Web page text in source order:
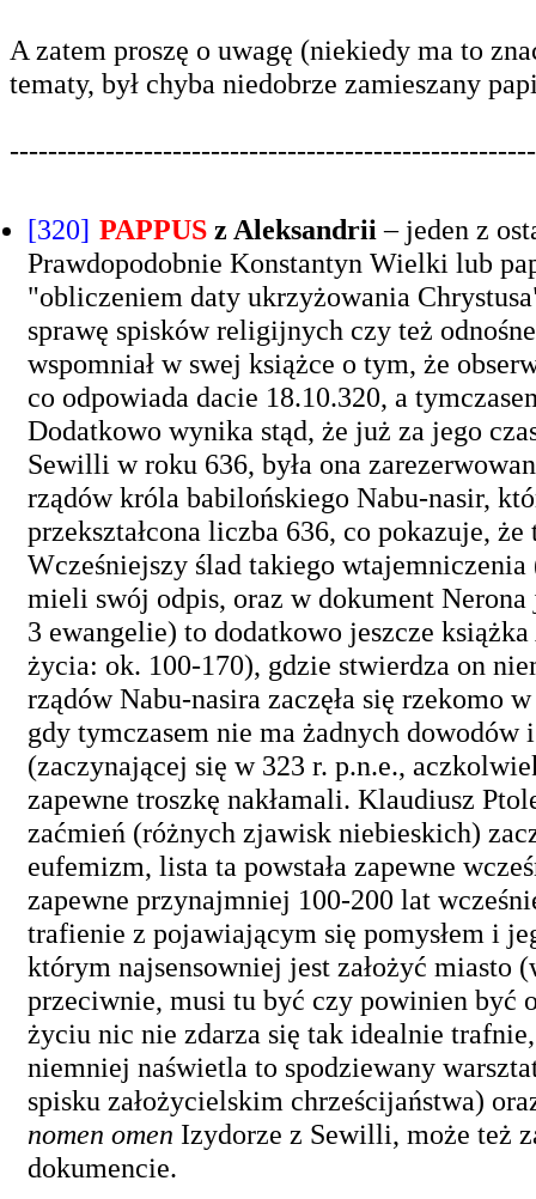
A zatem proszę o uwagę (niekiedy ma to
tematy, był chyba niedobrze zamieszany
[320] PAPPUS z Aleksandrii – jeden z
Prawdopodobnie Konstantyn Wielki lub
"obliczeniem daty ukrzyżowania
sprawę spisków religijnych czy też
wspomniał w swej książce o tym, że
co odpowiada dacie 18.10.320, a
Dodatkowo wynika stąd, że już za jego
Sewilli w roku 636, była ona
rządów króla babilońskiego Nabu-nasir,
przekształcona liczba 636, co pokazuje,
Wcześniejszy ślad takiego
mieli swój odpis, oraz w dokument
3 ewangelie) to dodatkowo jeszcze
życia: ok. 100-170), gdzie stwierdza on
rządów Nabu-nasira zaczęła się rzekomo
gdy tymczasem nie ma żadnych
(zaczynającej się w 323 r. p.n.e.,
zapewne troszkę nakłamali. Klaudiusz
zaćmień (różnych zjawisk niebieskich)
eufemizm, lista ta powstała zapewne
zapewne przynajmniej 100-200 lat
trafienie z pojawiającym się pomysłem i
którym najsensowniej jest założyć
przeciwnie, musi tu być czy powinien być
życiu nic nie zdarza się tak idealnie
niemniej naświetla to spodziewany
spisku założycielskim chrześcijaństwa)
nomen omen Izydorze z Sewilli, może też
dokumencie.